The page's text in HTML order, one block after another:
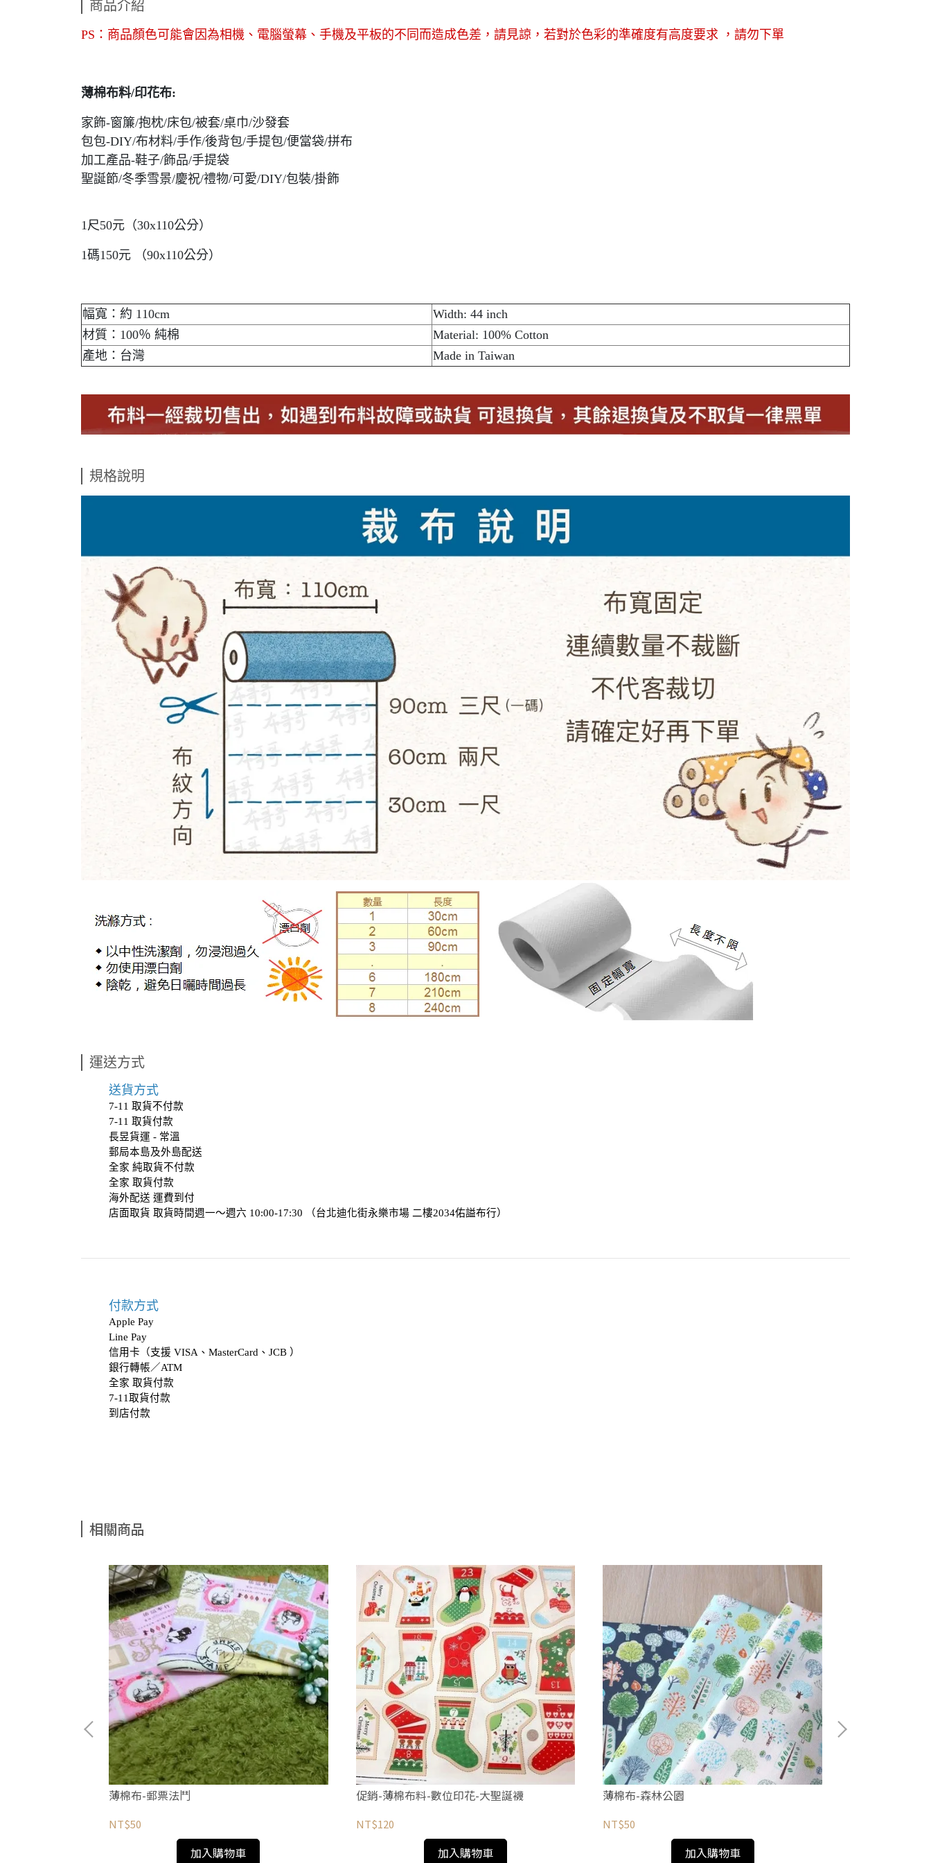
商品介紹
PS：商品顏色可能會因為相機、電腦螢幕、手機及平板的不同而造成色差，請見諒，若對於色彩的準確度有高度要求 ，請勿下單
薄棉布料/印花布:
家飾-窗簾/抱枕/床包/被套/桌巾/沙發套
包包-DIY/布材料/手作/後背包/手提包/便當袋/拼布
加工產品-鞋子/飾品/手提袋
聖誕節/冬季雪景/慶祝/禮物/可愛/DIY/包裝/掛飾
1尺50元（30x110公分）
1碼150元 （90x110公分）
幅寬：約 110cm
Width: 44 inch
材質：100％ 純棉
Material: 100% Cotton
產地：台灣
Made in Taiwan
規格說明
運送方式
送貨方式
7-11 取貨不付款
7-11 取貨付款
長昱貨運 - 常溫
郵局本島及外島配送
全家 純取貨不付款
全家 取貨付款
海外配送 運費到付
店面取貨 取貨時間週一～週六 10:00-17:30 （台北迪化街永樂市場 二樓2034佑謚布行）
付款方式
Apple Pay
Line Pay
信用卡（支援 VISA、MasterCard、JCB ）
銀行轉帳／ATM
全家 取貨付款
7-11取貨付款
到店付款
相關商品
薄棉布-郵票法鬥
NT$50
加入購物車
促銷-薄棉布料-數位印花-大聖誕襪
NT$120
加入購物車
薄棉布-森林公園
NT$50
加入購物車